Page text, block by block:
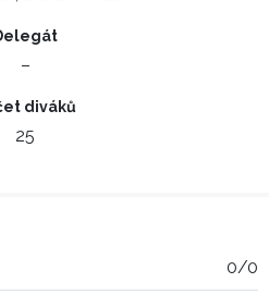
–
diváků
25
0/0